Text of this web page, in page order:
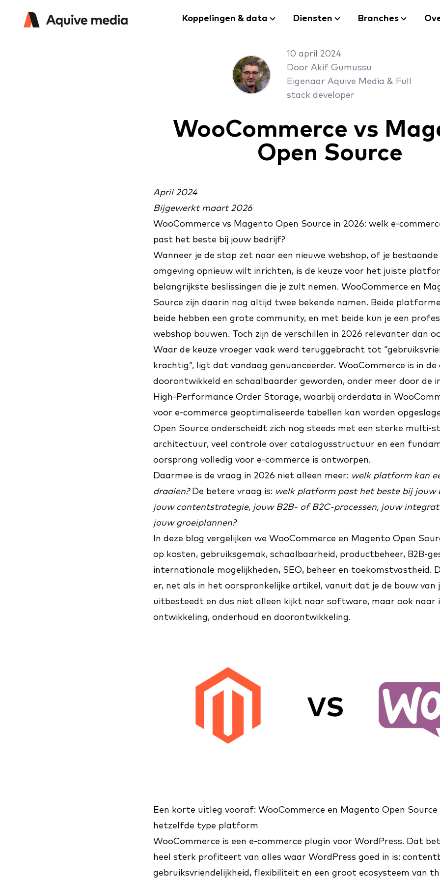
Koppelingen & data Diensten Branches
10 april 2024
Door Akif Gumussu
Eigenaar Aquive Media & Full
stack developer
WooCommerce vs
Open Source
April 2024
Bijgewerkt maart 2026
WooCommerce vs Magento Open Source in 2026: welk e-
past het beste bij jouw bedrijf?
Wanneer je de stap zet naar een nieuwe webshop, of je
omgeving opnieuw wilt inrichten, is de keuze voor het juiste
belangrijkste beslissingen die je zult nemen. WooCommerce en
Source zijn daarin nog altijd twee bekende namen. Beide
beide hebben een grote community, en met beide kun je een
webshop bouwen. Toch zijn de verschillen in 2026 relevanter dan
Waar de keuze vroeger vaak werd teruggebracht tot
krachtig”, ligt dat vandaag genuanceerder. WooCommerce is in
doorontwikkeld en schaalbaarder geworden, onder meer door de
High-Performance Order Storage, waarbij orderdata in
voor e-commerce geoptimaliseerde tabellen kan worden
Open Source onderscheidt zich nog steeds met een sterke multi-
architectuur, veel controle over catalogusstructuur en een
oorsprong volledig voor e-commerce is ontworpen.
Daarmee is de vraag in 2026 niet alleen meer: welk platform kan
draaien?De betere vraag is: welk platform past het beste bij jouw
jouw contentstrategie, jouw B2B- of B2C-processen, jouw
jouw groeiplannen?
In deze blog vergelijken we WooCommerce en Magento Open
op kosten, gebruiksgemak, schaalbaarheid, productbeheer, B2B-
internationale mogelijkheden, SEO, beheer en toekomstvastheid.
er, net als in het oorspronkelijke artikel, vanuit dat je de bouw van
uitbesteedt en dus niet alleen kijkt naar software, maar ook naar
ontwikkeling, onderhoud en doorontwikkeling.
Een korte uitleg vooraf: WooCommerce en Magento Open Source
hetzelfde type platform
WooCommerce is een e-commerce plugin voor WordPress. Dat
heel sterk profiteert van alles waar WordPress goed in is:
gebruiksvriendelijkheid, flexibiliteit en een groot ecosysteem van